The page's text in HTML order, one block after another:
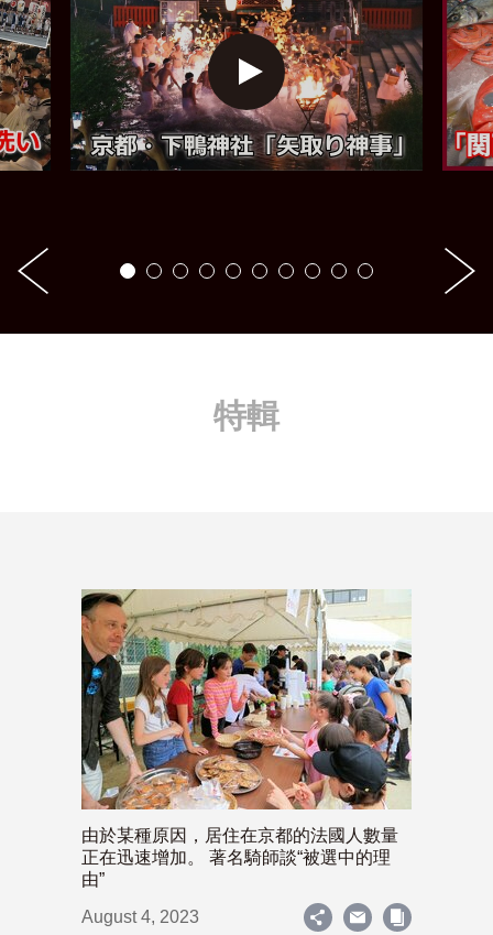
特輯
由於某種原因，居住在京都的法國人數量
正在迅速增加。 著名騎師談“被選中的理
由”
August 4, 2023